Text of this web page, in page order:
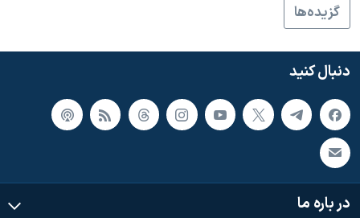
گزيده‌ها
دنبال کنید
در باره ما